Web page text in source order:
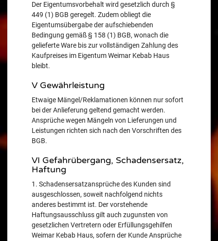
Der Eigentumsvorbehalt wird gesetzlich durch §
449 (1) BGB geregelt. Zudem obliegt die
Eigentumsübergabe der aufschiebenden
Bedingung gemäß § 158 (1) BGB, wonach die
gelieferte Ware bis zur vollständigen Zahlung des
Kaufpreises im Eigentum Weimar Kebab Haus
bleibt.
V Gewährleistung
Etwaige Mängel/Reklamationen können nur sofort
bei der Anlieferung geltend gemacht werden.
Ansprüche wegen Mängeln von Lieferungen und
Leistungen richten sich nach den Vorschriften des
BGB.
VI Gefahrübergang, Schadensersatz,
Haftung
1. Schadensersatzansprüche des Kunden sind
ausgeschlossen, soweit nachfolgend nichts
anderes bestimmt ist. Der vorstehende
Haftungsausschluss gilt auch zugunsten von
gesetzlichen Vertretern oder Erfüllungsgehilfen
Weimar Kebab Haus, sofern der Kunde Ansprüche